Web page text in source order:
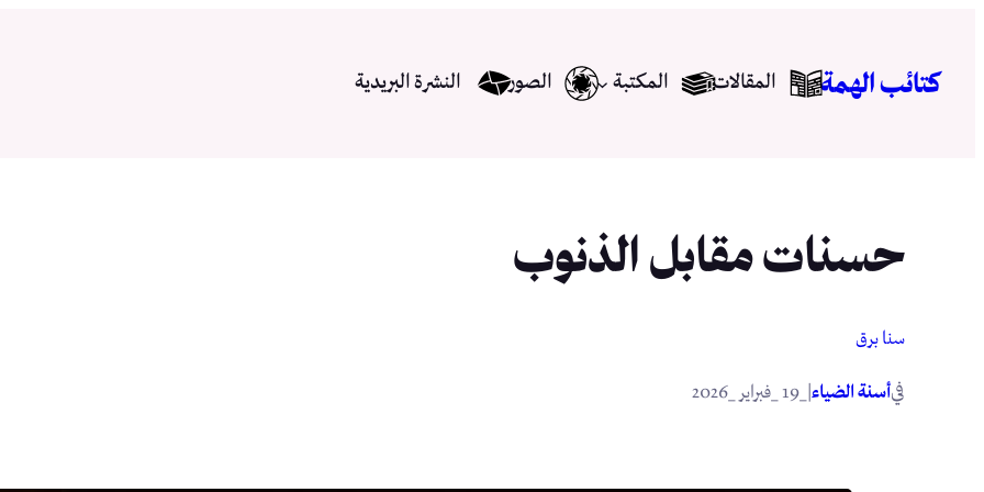
المحتوىكتائب الهمة المقالات المكتبة الصور النشرة البريدية
حسنات مقابل الذنوب
سنا برق
فيأسنة الضياء